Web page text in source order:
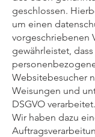
geschlossen.
um einen
vorgeschriebenen
gewährleistet,
Websitebesucher
Weisungen und
DSGVO verarbeitet.
Wir haben dazu